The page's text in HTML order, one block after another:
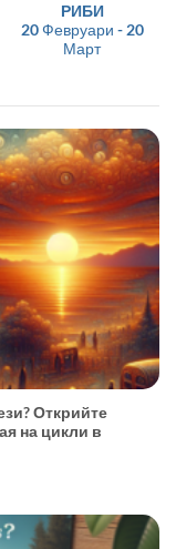
РИБИ
20 Февруари - 20
Март
Открийте
на цикли в